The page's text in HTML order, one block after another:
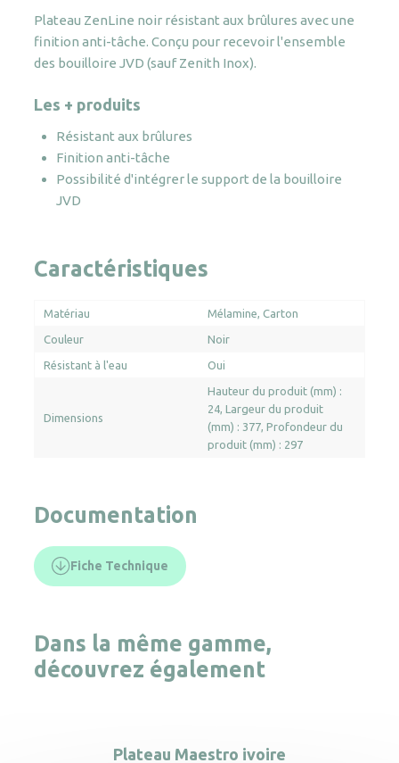
plateau
noir
Plateau ZenLine noir résistant aux brûlures avec une
finition anti-tâche. Conçu pour recevoir l'ensemble
des bouilloire JVD (sauf Zenith Inox).
Les + produits
Résistant aux brûlures
Finition anti-tâche
Possibilité d'intégrer le support de la bouilloire
JVD
Caractéristiques
Matériau Mélamine Carton
Couleur Noir
Résistant à l'eau Oui
Dimensions
Hauteur du produit (mm) :
24 Largeur du produit
(mm) : 377 Profondeur du
produit (mm) : 297
Documentation
Fiche Technique
Dans la même gamme,
découvrez également
Plateau Maestro ivoire